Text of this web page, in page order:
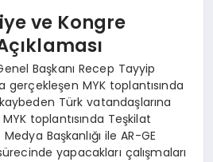
ve Kongre
Başkanı Recep Tayyip
gerçekleşen MYK toplantısında
Türk vatandaşlarına
toplantısında Teşkilat
Medya Başkanlığı ile AR-GE
yapacakları çalışmaları